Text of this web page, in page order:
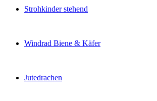
Strohkinder stehend
Windrad Biene & Käfer
Jutedrachen